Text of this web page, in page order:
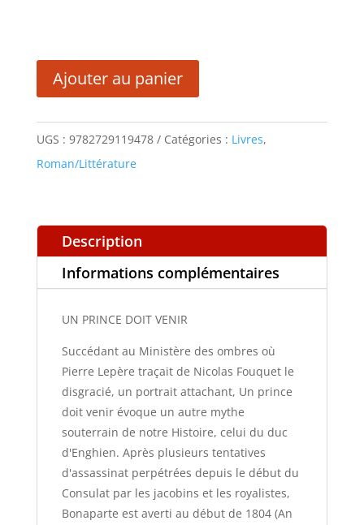
était :
18,25 €.
est :
UN
PRINCE
DOIT
VENIR
Ajouter au panier
UGS : 9782729119478 Catégories : Livres,
Roman/Littérature
Description
Informations complémentaires
UN PRINCE DOIT VENIR
Succédant au Ministère des ombres où
Pierre Lepère traçait de Nicolas Fouquet le
disgracié, un portrait attachant, Un prince
doit venir évoque un autre mythe
souterrain de notre Histoire, celui du duc
d'Enghien. Après plusieurs tentatives
d'assassinat perpétrées depuis le début du
Consulat par les jacobins et les royalistes,
Bonaparte est averti au début de 1804 (An